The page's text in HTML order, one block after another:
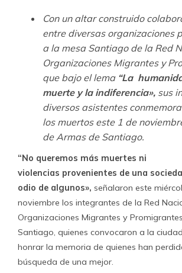
Con un altar construido
entre diversas organizaciones
a la mesa Santiago de la Red
Organizaciones Migrantes y
que bajo el lema “La​
muerte y la indiferencia​»​, sus
diversos asistentes
los muertos este 1 de
de Armas de Santiago.
“No queremos más muertes ni
violencias provenientes de una​
odio de algunos», señalaron este
noviembre los integrantes de la Red
Organizaciones Migrantes y
Santiago, quienes convocaron a la
honrar la memoria de quienes han
búsqueda de una mejor.